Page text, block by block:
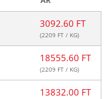
3092.60 FT
(2209 FT / KG)
18555.60 FT
(2209 FT / KG)
13832.00 FT